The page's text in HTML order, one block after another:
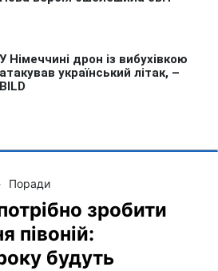
Поради
зробити
півоній:
будуть